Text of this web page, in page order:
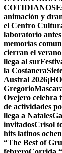
COTIDIANOS
animación y
el Centro
laboratorio antes
memorias
cierran el
llega al sur
la Costanera
Austral 2026
Gregorio
Ovejero celebra
de actividades
llega a Natales
invitadosCrisol
hits latinos
“The Best of